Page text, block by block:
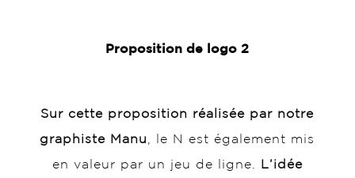
Proposition de logo 2
Sur cette proposition réalisée par notre
graphiste Manu
, le N est également mis
en valeur par un jeu de ligne. L’idée